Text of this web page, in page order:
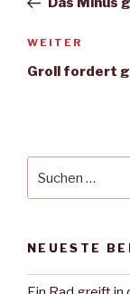
Nächster
Beitrag
WEITER
Groll fordert
nach:
NEUESTE